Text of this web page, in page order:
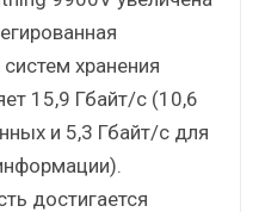
хранения
15,9 Гбайт/с (10,6
и 5,3 Гбайт/с для
достигается